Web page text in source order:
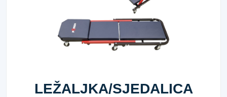
LEŽALJKA/SJEDALICA